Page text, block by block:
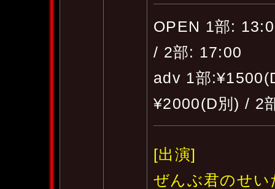
OPEN 1部:
/ 2部: 17:00
adv 1部
¥2000(D別) / 2
[出演]
ぜんぶ君のせい